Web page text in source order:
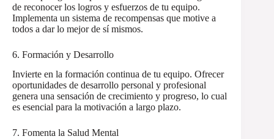
de reconocer los logros y esfuerzos de tu equipo.
Implementa un sistema de recompensas que motive a
todos a dar lo mejor de sí mismos.
6. Formación y Desarrollo
Invierte en la formación continua de tu equipo. Ofrecer
oportunidades de desarrollo personal y profesional
genera una sensación de crecimiento y progreso, lo cual
es esencial para la motivación a largo plazo.
7. Fomenta la Salud Mental